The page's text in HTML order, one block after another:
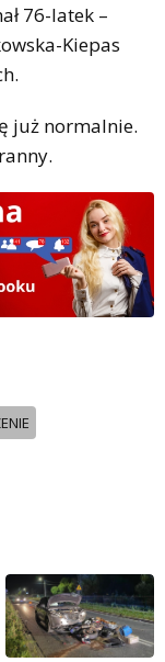
76-latek –
Kiepas
już normalnie.